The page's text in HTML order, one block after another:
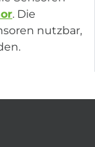
. Die
nutzbar,